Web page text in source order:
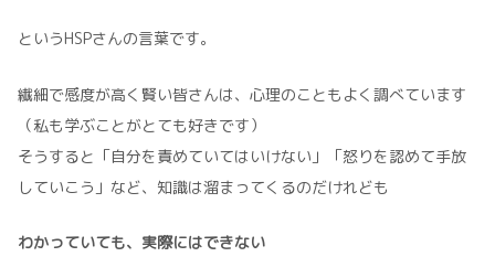
というHSPさんの言葉です。
繊細で感度が高く賢い皆さんは、心理のこともよく調べています
（私も学ぶことがとても好きです）
そうすると「自分を責めていてはいけない」「怒りを認めて手放
していこう」など、知識は溜まってくるのだけれども
わかっていても、実際にはできない